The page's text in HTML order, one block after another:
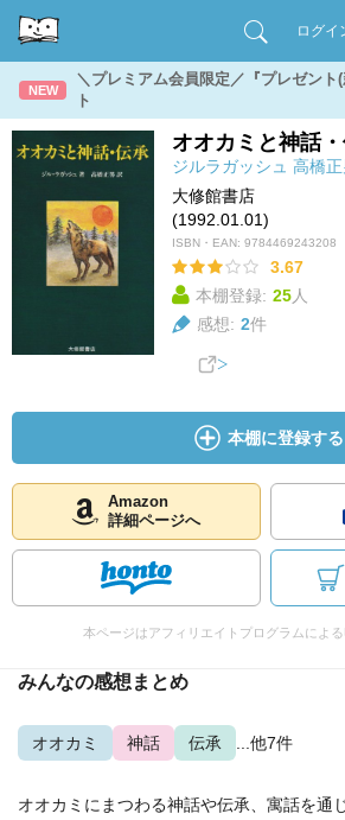
ログイ
NEW
＼プレミアム会員限定／『プレゼント
ト
オオカミと神話
ジルラガッシュ 高橋正
大修館書店
(1992.01.01)
ISBN・EAN: 9784469243208
3.67
本棚登録: 25人
感想: 2件
本棚に登録する
Amazon
詳細ページへ
本ページはアフィリエイトプログラムによ
みんなの感想まとめ
オオカミ 神話 伝承 ...他7件
オオカミにまつわる神話や伝承、寓話を通